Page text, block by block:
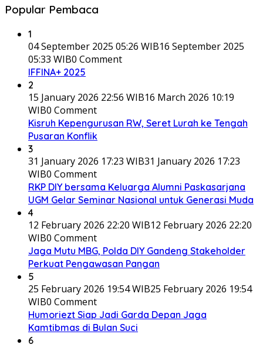
Popular Pembaca
1
04 September 2025 05:26 WIB16 September 2025
05:33 WIB0 Comment
IFFINA+ 2025
2
15 January 2026 22:56 WIB16 March 2026 10:19
WIB0 Comment
Kisruh Kepengurusan RW, Seret Lurah ke Tengah
Pusaran Konflik
3
31 January 2026 17:23 WIB31 January 2026 17:23
WIB0 Comment
RKP DIY bersama Keluarga Alumni Paskasarjana
UGM Gelar Seminar Nasional untuk Generasi Muda
4
12 February 2026 22:20 WIB12 February 2026 22:20
WIB0 Comment
Jaga Mutu MBG, Polda DIY Gandeng Stakeholder
Perkuat Pengawasan Pangan
5
25 February 2026 19:54 WIB25 February 2026 19:54
WIB0 Comment
Humoriezt Siap Jadi Garda Depan Jaga
Kamtibmas di Bulan Suci
6